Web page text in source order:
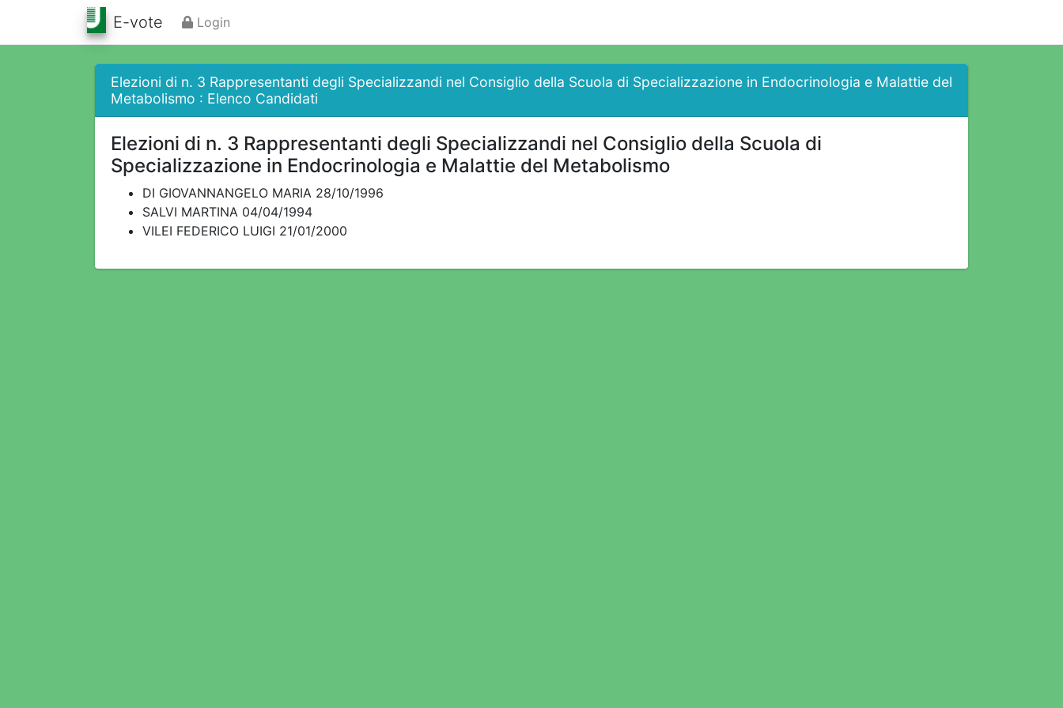
E-vote Login
Elezioni di n. 3 Rappresentanti degli Specializzandi nel Consiglio della Scuola di Specializzazione in Endocrinologia e Malattie del
Metabolismo : Elenco Candidati
Elezioni di n. 3 Rappresentanti degli Specializzandi nel Consiglio della Scuola di
Specializzazione in Endocrinologia e Malattie del Metabolismo
DI GIOVANNANGELO MARIA 28/10/1996
SALVI MARTINA 04/04/1994
VILEI FEDERICO LUIGI 21/01/2000